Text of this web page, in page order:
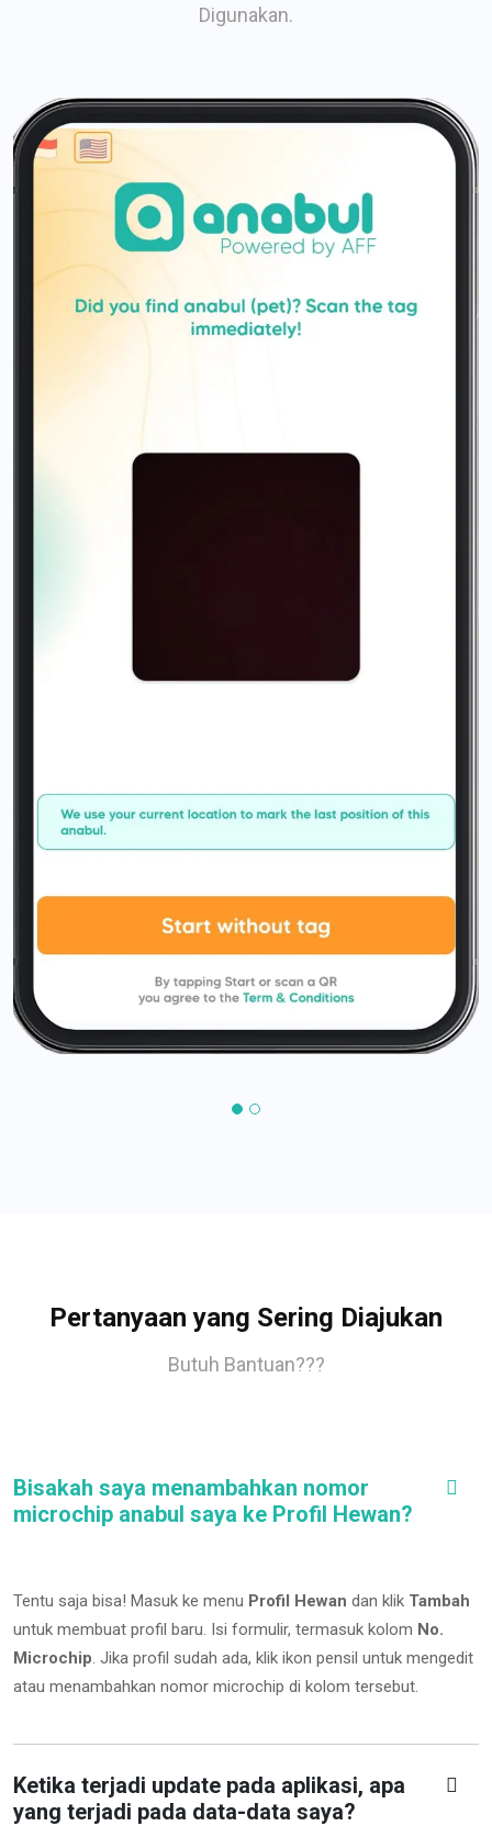
Digunakan.
Pertanyaan yang Sering Diajukan
Butuh Bantuan???
Bisakah saya menambahkan nomor
microchip anabul saya ke Profil Hewan?
Tentu saja bisa! Masuk ke menu Profil Hewan dan klik Tambah
untuk membuat profil baru. Isi formulir, termasuk kolom No.
Microchip. Jika profil sudah ada, klik ikon pensil untuk mengedit
atau menambahkan nomor microchip di kolom tersebut.
Ketika terjadi update pada aplikasi, apa
yang terjadi pada data-data saya?